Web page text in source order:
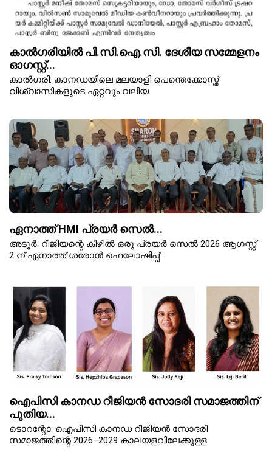
കാൽഗരിയിൽ പി.സി.ഐ.സി. ദേശീയ സമ്മേളനം
ഓഗസ്റ്റ്...
കാൽഗരി: കാനഡയിലെ മലയാളി പെന്തെക്കോസ്ത്
വിശ്വാസികളുടെ ഏറ്റവും വലിയ
ഏനാത്ത് HMI പ്രയർ സെൽ...
അടൂർ: റീജിയന്റെ കീഴിൽ ഒരു പ്രയർ സെൽ 2026 ആഗസ്റ്റ്
2 ന് ഏനാത്ത് ശരോൻ ഫെലോഷിപ്പ്
ഐപിസി കാനഡ റീജിയൻ സോദരി സമാജത്തിന്
പുതിയ...
ടൊറന്റോ: ഐപിസി കാനഡ റീജിയൻ സോദരി
സമാജത്തിന്റെ 2026–2029 കാലയളവിലേക്കുള്ള